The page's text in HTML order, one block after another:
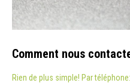
Comment nous
Rien de plus simple! Par